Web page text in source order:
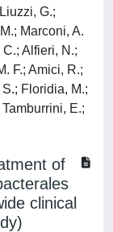
G.;
Marconi, A.
Alfieri, N.;
F.; Amici, R.;
Floridia, M.;
E.;
of
clinical